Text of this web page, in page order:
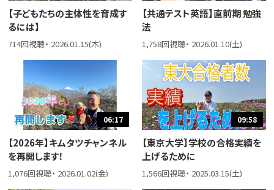
【子どもたちの主体性を育成す
るには】
714回視聴・ 2026.01.15(木)
【共通テスト英語】直前期 勉強
法
1,758回視聴・ 2026.01.10(土)
06:17
【2026年】キムタツチャンネル
を再開します！
1,076回視聴・ 2026.01.02(金)
09:58
【東京大学】学校の合格実績を
上げるために
1,566回視聴・ 2025.03.15(土)